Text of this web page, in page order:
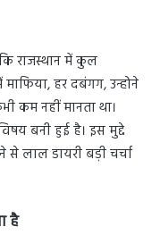
राजस्थान में कुल
हर दबंगग, उन्होने
कम नहीं मानता था।
बनी हुई है। इस मुद्दे
लाल डायरी बड़ी चर्चा
है